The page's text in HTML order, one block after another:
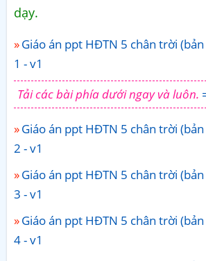
dạy.
Giáo án ppt HĐTN 5 chân trời (bản
1 - v1
Tải các bài phía dưới ngay và luôn.
Giáo án ppt HĐTN 5 chân trời (bản
2 - v1
Giáo án ppt HĐTN 5 chân trời (bản
3 - v1
Giáo án ppt HĐTN 5 chân trời (bản
4 - v1